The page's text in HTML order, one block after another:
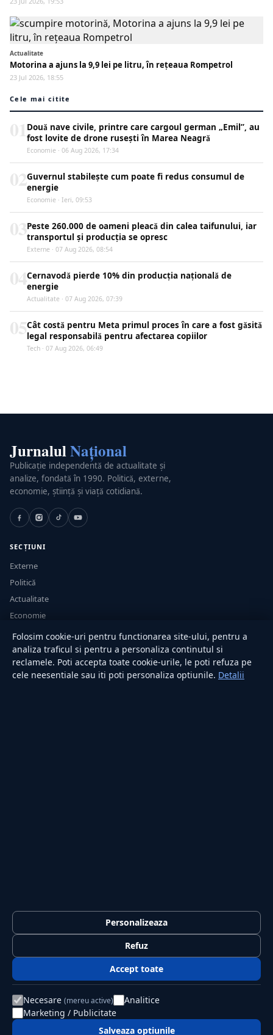
Actualitate
Motorina a ajuns la 9,9 lei pe litru, în rețeaua Rompetrol
23 Jul 2026, 18:55
Cele mai citite
Două nave civile, printre care cargoul german „Emil”, au
fost lovite de drone rusești în Marea Neagră
Economie · 06 Aug 2026, 17:34
Guvernul stabilește cum poate fi redus consumul de
energie
Economie · Ieri, 09:53
Peste 260.000 de oameni pleacă din calea taifunului, iar
transportul și producția se opresc
Externe · 07 Aug 2026, 08:54
Cernavodă pierde 10% din producția națională de
energie
Actualitate · 07 Aug 2026, 07:39
Cât costă pentru Meta primul proces în care a fost găsită
legal responsabilă pentru afectarea copiilor
Tech · 07 Aug 2026, 06:49
JurnalulNațional
Publicație independentă de actualitate și
analize, fondată în 1990. Politică, externe,
economie, știință și viață cotidiană.
SECȚIUNI
Externe
Politică
Actualitate
Economie
Sănătate
Utile
RUBRICI
Confidențialitate
Politica de cookies
© 2026 Jurnalul Național. Toate drepturile rezervate.
Folosim cookie-uri pentru functionarea site-ului, pentru a
analiza traficul si pentru a personaliza continutul si
reclamele. Poti accepta toate cookie-urile, le poti refuza pe
cele neesentiale sau iti poti personaliza optiunile. Detalii
Personalizeaza
Refuz
Accept toate
Necesare (mereu active)
Analitice
Marketing / Publicitate
Salveaza optiunile